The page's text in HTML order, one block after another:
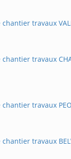
travaux
travaux
chantier travaux
travaux